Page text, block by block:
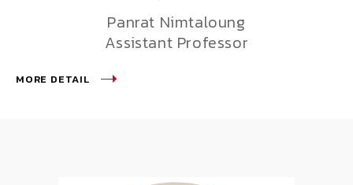
Panrat Nimtaloung
Assistant Professor
MORE DETAIL